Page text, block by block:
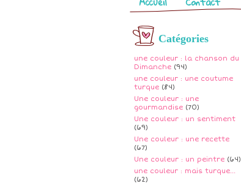
Catégories
une couleur : la chanson du
Dimanche (94)
une couleur : une coutume
turque (84)
Une couleur : une
gourmandise (70)
Une couleur : un sentiment
(69)
Une couleur : une recette
(67)
Une couleur : un peintre (64)
une couleur : mais turque...
(62)